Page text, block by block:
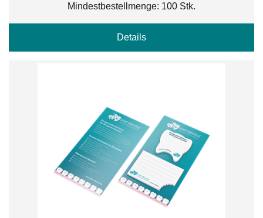
Mindestbestellmenge: 100 Stk.
Details